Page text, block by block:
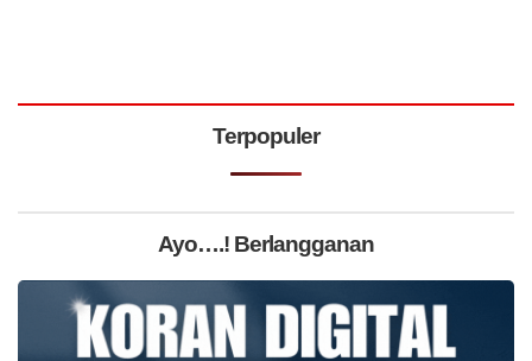
Terpopuler
Ayo….! Berlangganan